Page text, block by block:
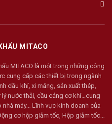
MITACO
MITACO là một trong những công
cung cấp các thiết bị trong ngành
dầu khí, xi măng, sản xuất thép,
nước thải, cầu cảng cơ khí…cung
máy... Lĩnh vực kinh doanh của
cơ hộp giảm tốc, Hộp giảm tốc...